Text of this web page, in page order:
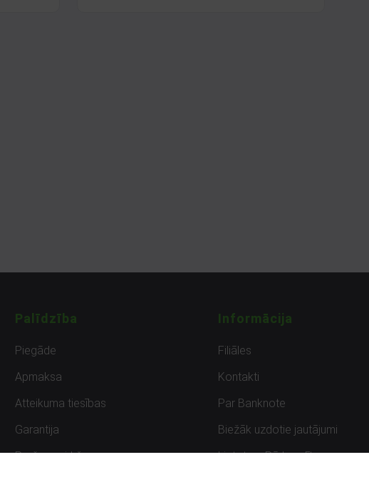
Palīdzība
Piegāde
Apmaksa
Atteikuma tiesības
Garantija
Preču uzpirkšana
Informācija
Filiāles
Kontakti
Par Banknote
Biežāk uzdotie jautājumi
Lietots – Pārbaudīts